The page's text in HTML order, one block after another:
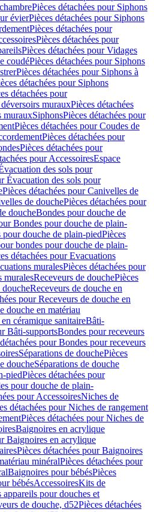
Pièces détachées pour Siphons
évierPièces détachées pour Siphons
Pièces détachées pour
Pièces détachées pour
Pièces détachées pour Vidages
coudéPièces détachées pour Siphons
Pièces détachées pour Siphons à
détachées pour Siphons
détachées pour
murauxPièces détachées
murauxSiphonsPièces détachées pour
Pièces détachées pour Coudes de
Pièces détachées pour
Pièces détachées pour
pour AccessoiresEspace
des sols pour
Évacuation des sols pour
Pièces détachées pour Canivelles de
de douchePièces détachées pour
doucheBondes pour douche de
Bondes pour douche de plain-
pour douche de plain-piedPièces
bondes pour douche de plain-
détachées pour Evacuations
muralesPièces détachées pour
muralesReceveurs de douchePièces
doucheReceveurs de douche en
pour Receveurs de douche en
douche en matériau
céramique sanitaireBâti-
Bâti-supportsBondes pour receveurs
pour Bondes pour receveurs
Séparations de douchePièces
doucheSéparations de douche
piedPièces détachées pour
pour douche de plain-
pour AccessoiresNiches de
détachées pour Niches de rangement
Pièces détachées pour Niches de
Baignoires en acrylique
Baignoires en acrylique
Pièces détachées pour Baignoires
minéralPièces détachées pour
Baignoires pour bébésPièces
bébésAccessoiresKits de
appareils pour douches et
de douche, d52Pièces détachées